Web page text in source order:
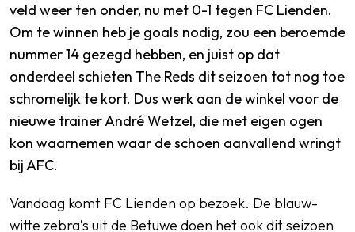
veld weer ten onder, nu met 0-1 tegen FC Lienden.
Om te winnen heb je goals nodig, zou een beroemde
nummer 14 gezegd hebben, en juist op dat
onderdeel schieten The Reds dit seizoen tot nog toe
schromelijk te kort. Dus werk aan de winkel voor de
nieuwe trainer André Wetzel, die met eigen ogen
kon waarnemen waar de schoen aanvallend wringt
bij AFC.
Vandaag komt FC Lienden op bezoek. De blauw-
witte zebra’s uit de Betuwe doen het ook dit seizoen